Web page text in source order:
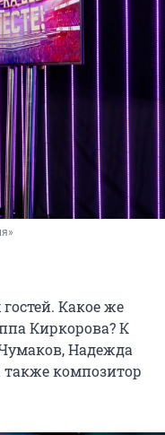
Какое же
Киркорова? К
Надежда
также композитор